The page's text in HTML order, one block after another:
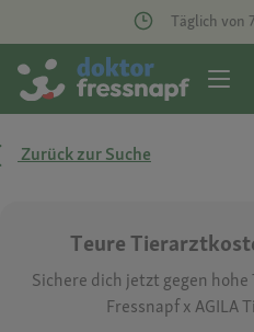
Täglich von
Zurück zur Suche
Teure
Sichere dich jetzt gegen
Fressnapf x AGILA